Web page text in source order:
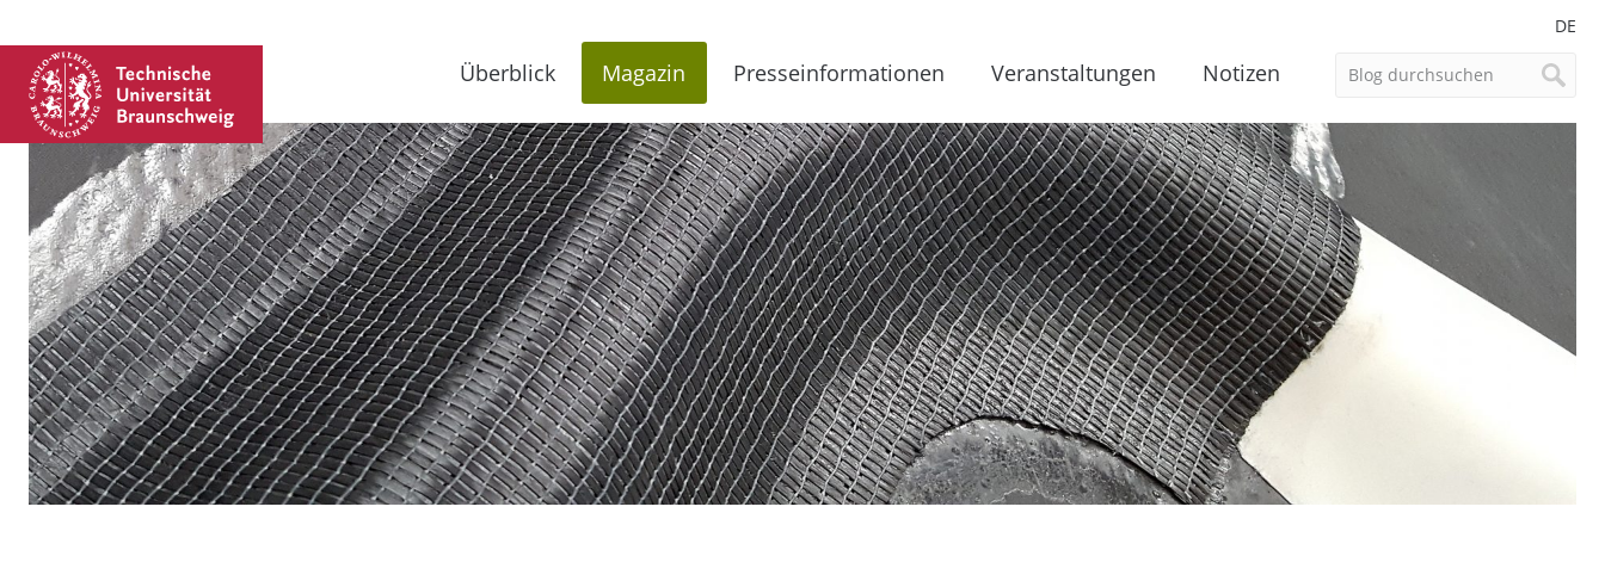
DE
Überblick Magazin Presseinformationen Veranstaltungen Notizen